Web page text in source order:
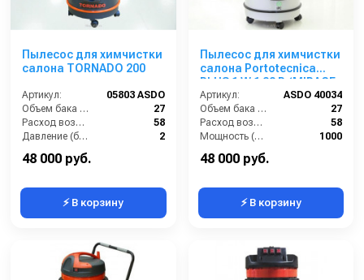
Пылесос для химчистки
салона TORNADO 200
Артикул:
05803 ASDO
Объем бака (л):
27
Расход воздуха (л/сек):
58
Давление (бар):
2
Мощность (Вт):
48 000 руб.
⚡ В корзину
Пылесос для химчистки
салона Portotecnica
PLUS 1 W 1 22 P (MIRAGE
SUPER)
Артикул:
ASDO 40034
Объем бака (л):
27
Расход воздуха (л/сек):
58
Мощность (Вт):
1000
Напряжение (В):
48 000 руб.
⚡ В корзину